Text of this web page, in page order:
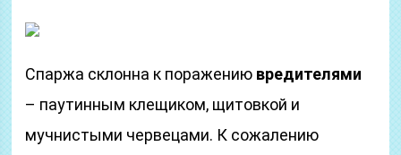
Спаржа склонна к поражению вредителями
– паутинным клещиком, щитовкой и
мучнистыми червецами. К сожалению